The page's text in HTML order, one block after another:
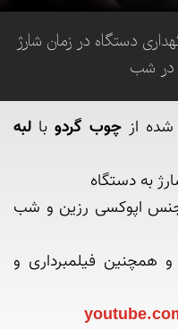
دستگاه در زمان شارژ
در شب
از چوب گردو با